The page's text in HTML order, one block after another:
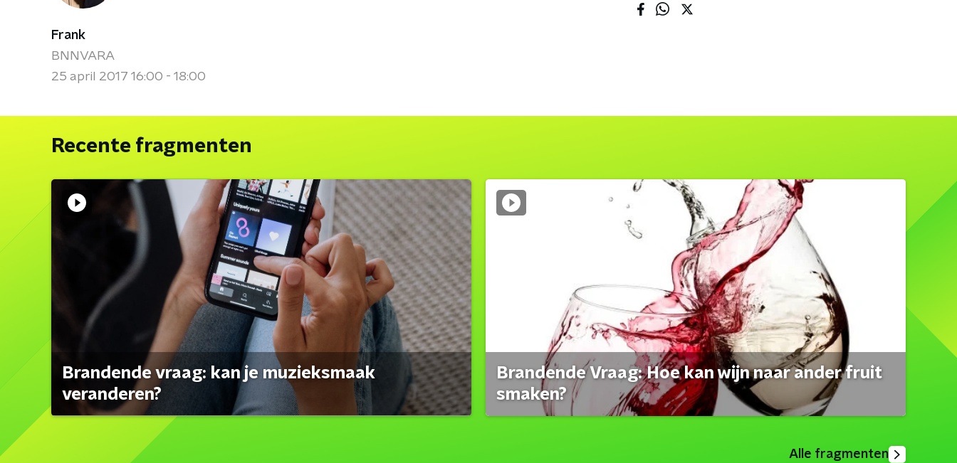
Frank
BNNVARA
25 april 2017 16:00 - 18:00
Recente fragmenten
Brandende vraag: kan je muzieksmaak
veranderen?
Brandende Vraag: Hoe kan wijn naar ander fruit
smaken?
Alle fragmenten